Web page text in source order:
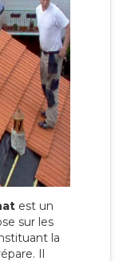
est un
sur les
la
Il